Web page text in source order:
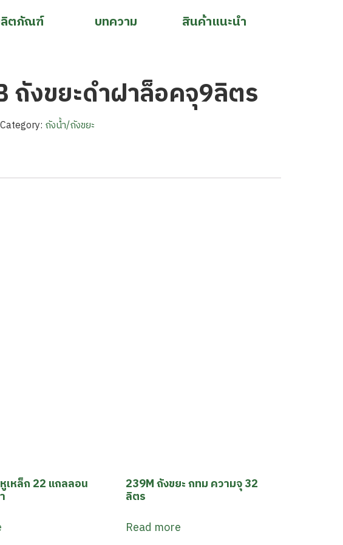
ตภัณฑ์ บทความ สินค้าแนะนำ
ถังขยะดำฝาล็อคจุ9ลิตร
Category: ถังน้ำ/ถังขยะ
เหล็ก 22 แกลลอน 239M ถังขยะ กทม ความจุ 32
ลิตร
Read more